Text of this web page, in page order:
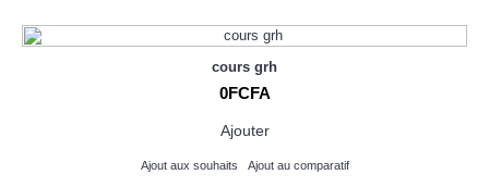
cours grh
0FCFA
Ajouter
Ajout aux souhaits Ajout au comparatif